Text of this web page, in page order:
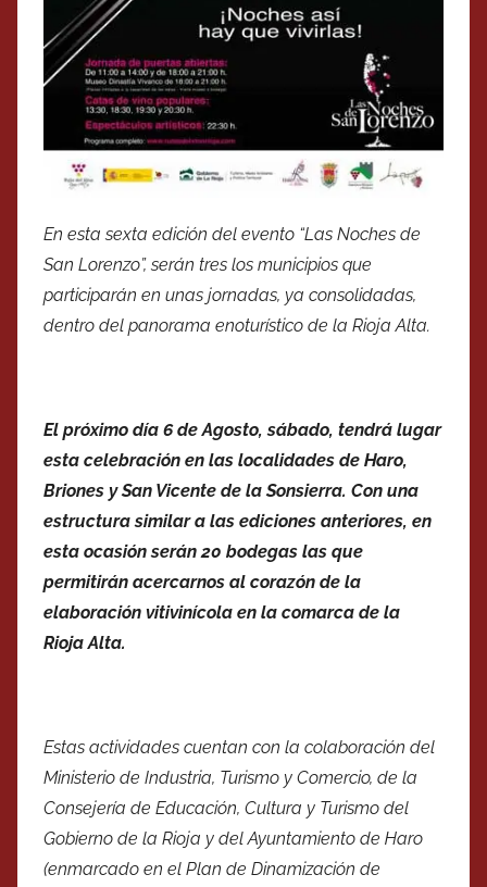
En esta sexta edición del evento “Las Noches de
San Lorenzo”, serán tres los municipios que
participarán en unas jornadas, ya consolidadas,
dentro del panorama enoturístico de la Rioja Alta.
El próximo día 6 de Agosto, sábado, tendrá lugar
esta celebración en las localidades de Haro,
Briones y San Vicente de la Sonsierra. Con una
estructura similar a las ediciones anteriores, en
esta ocasión serán 20 bodegas las que
permitirán acercarnos al corazón de la
elaboración vitivinícola en la comarca de la
Rioja Alta.
Estas actividades cuentan con la colaboración del
Ministerio de Industria, Turismo y Comercio, de la
Consejería de Educación, Cultura y Turismo del
Gobierno de la Rioja y del Ayuntamiento de Haro
(enmarcado en el Plan de Dinamización de